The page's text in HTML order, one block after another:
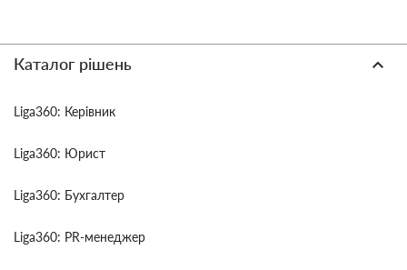
Каталог рішень
Liga360: Керівник
Liga360: Юрист
Liga360: Бухгалтер
Liga360: PR-менеджер